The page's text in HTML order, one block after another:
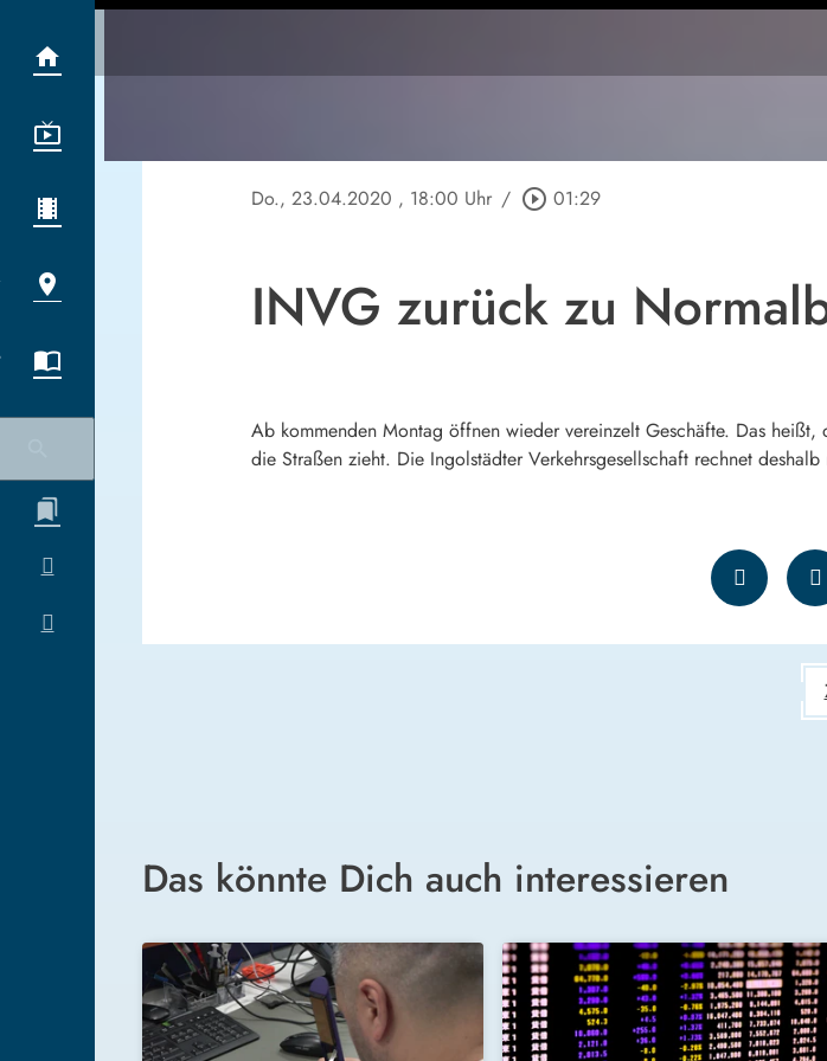
Do., 23.04.2020 , 18:00 Uhr / play_circle_outline 01:29
INVG zurück zu
Ab kommenden Montag öffnen wieder vereinzelt Geschäfte. Das
die Straßen zieht. Die Ingolstädter Verkehrsgesellschaft rechnet
Das könnte Dich auch interessieren